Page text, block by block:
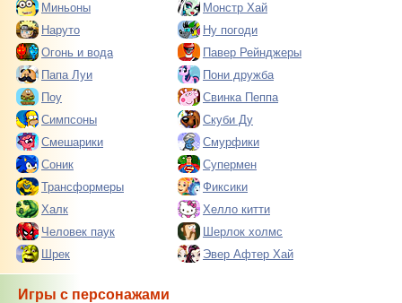
Миньоны
Монстр Хай
Наруто
Ну погоди
Огонь и вода
Павер Рейнджеры
Папа Луи
Пони дружба
Поу
Свинка Пеппа
Симпсоны
Скуби Ду
Смешарики
Смурфики
Соник
Супермен
Трансформеры
Фиксики
Халк
Хелло китти
Человек паук
Шерлок холмс
Шрек
Эвер Афтер Хай
Игры с персонажами